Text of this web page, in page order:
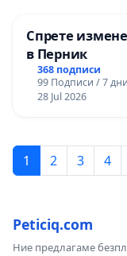
Спрете
в Перник
368 подписи
99 Подписи / 7 дни
28 Jul 2026
1 2 3 4
Peticiq.com
Ние предлагаме